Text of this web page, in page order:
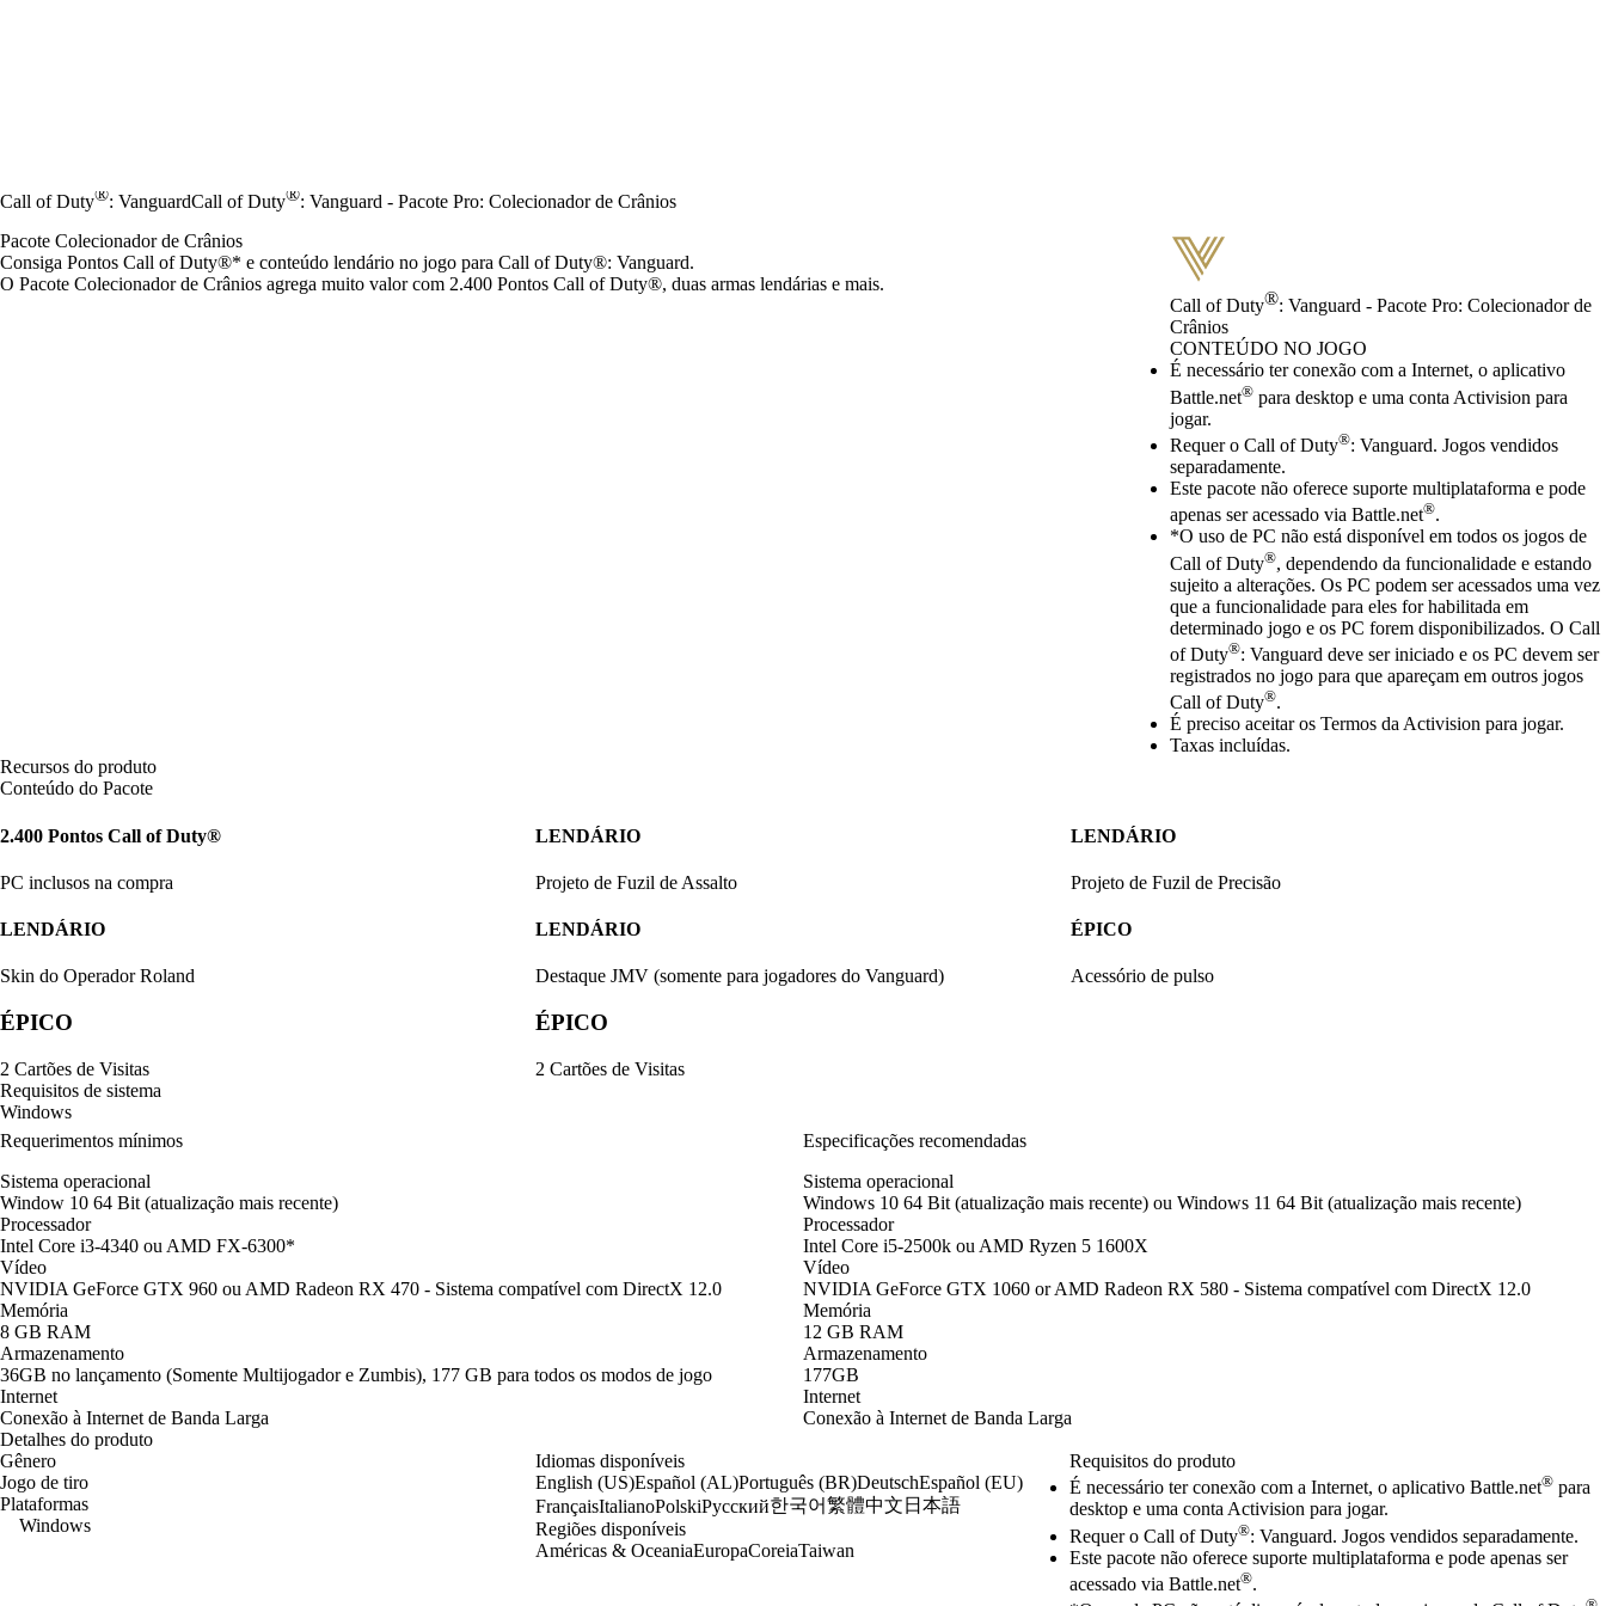
Call of Duty®: VanguardCall of Duty®: Vanguard - Pacote Pro: Colecionador de Crânios
Call of Duty®: Vanguard - Pacote Pro: Colecionador de
Crânios
CONTEÚDO NO JOGO
Preço
Available actions
É necessário ter conexão com a Internet, o aplicativo
Battle.net® para desktop e uma conta Activision para
jogar.
Requer o Call of Duty®: Vanguard. Jogos vendidos
separadamente.
Este pacote não oferece suporte multiplataforma e pode
apenas ser acessado via Battle.net®.
*O uso de PC não está disponível em todos os jogos de
Call of Duty®, dependendo da funcionalidade e estando
sujeito a alterações. Os PC podem ser acessados uma vez
que a funcionalidade para eles for habilitada em
determinado jogo e os PC forem disponibilizados. O Call
of Duty®: Vanguard deve ser iniciado e os PC devem ser
registrados no jogo para que apareçam em outros jogos
Call of Duty®.
É preciso aceitar os Termos da Activision para jogar.
Taxas incluídas.
Pacote Colecionador de Crânios
Consiga Pontos Call of Duty®* e conteúdo lendário no jogo para Call of Duty®: Vanguard.
O Pacote Colecionador de Crânios agrega muito valor com 2.400 Pontos Call of Duty®, duas armas lendárias e mais.
Recursos do produto
Conteúdo do Pacote
2.400 Pontos Call of Duty®
PC inclusos na compra
LENDÁRIO
Projeto de Fuzil de Assalto
LENDÁRIO
Projeto de Fuzil de Precisão
LENDÁRIO
Skin do Operador Roland
LENDÁRIO
Destaque JMV (somente para jogadores do Vanguard)
ÉPICO
Acessório de pulso
ÉPICO
2 Cartões de Visitas
ÉPICO
2 Cartões de Visitas
Requisitos de sistema
Windows
Requerimentos mínimos
Sistema operacional
Window 10 64 Bit (atualização mais recente)
Processador
Intel Core i3-4340 ou AMD FX-6300*
Vídeo
NVIDIA GeForce GTX 960 ou AMD Radeon RX 470 - Sistema compatível com DirectX 12.0
Memória
8 GB RAM
Armazenamento
36GB no lançamento (Somente Multijogador e Zumbis), 177 GB para todos os modos de jogo
Internet
Conexão à Internet de Banda Larga
Especificações recomendadas
Sistema operacional
Windows 10 64 Bit (atualização mais recente) ou Windows 11 64 Bit (atualização mais recente)
Processador
Intel Core i5-2500k ou AMD Ryzen 5 1600X
Vídeo
NVIDIA GeForce GTX 1060 or AMD Radeon RX 580 - Sistema compatível com DirectX 12.0
Memória
12 GB RAM
Armazenamento
177GB
Internet
Conexão à Internet de Banda Larga
Detalhes do produto
Gênero
Jogo de tiro
Plataformas
Windows
Idiomas disponíveis
English (US)Español (AL)Português (BR)DeutschEspañol (EU)
FrançaisItalianoPolskiРусский한국어繁體中文 日本語
Regiões disponíveis
Américas & OceaniaEuropaCoreiaTaiwan
Requisitos do produto
É necessário ter conexão com a Internet, o aplicativo Battle.net® para
desktop e uma conta Activision para jogar.
Requer o Call of Duty®: Vanguard. Jogos vendidos separadamente.
Este pacote não oferece suporte multiplataforma e pode apenas ser
acessado via Battle.net®.